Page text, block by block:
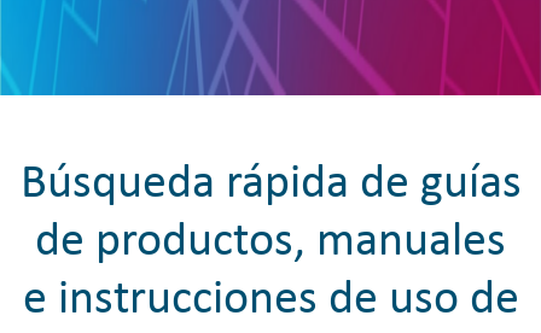
Búsqueda rápida de guías
de productos, manuales
e instrucciones de uso de